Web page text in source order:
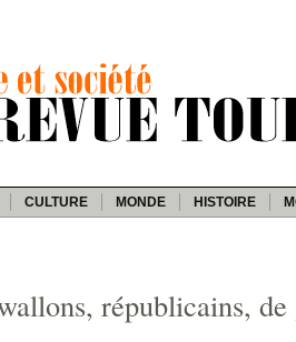
CULTURE MONDE HISTOIRE
républicains,